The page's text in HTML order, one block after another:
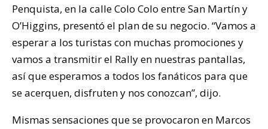
Penquista, en la calle Colo Colo entre San Martín y
O’Higgins, presentó el plan de su negocio. “Vamos a
esperar a los turistas con muchas promociones y
vamos a transmitir el Rally en nuestras pantallas,
así que esperamos a todos los fanáticos para que
se acerquen, disfruten y nos conozcan”, dijo.
Mismas sensaciones que se provocaron en Marcos